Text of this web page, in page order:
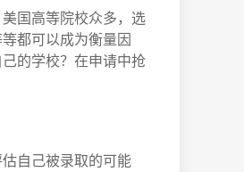
国高等院校众多，选
都可以成为衡量因
的学校？在申请中抢
自己被录取的可能